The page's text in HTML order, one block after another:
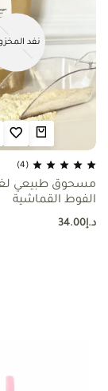
نفد
(4)
مسحوق طبيعي
الفوط القماشية
د.إ34.00